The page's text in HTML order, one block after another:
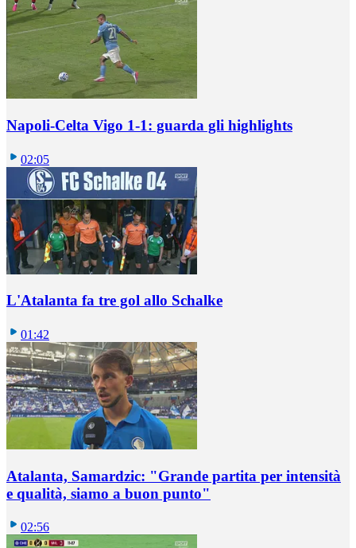
Napoli-Celta Vigo 1-1: guarda gli highlights
02:05
L'Atalanta fa tre gol allo Schalke
01:42
Atalanta, Samardzic: "Grande partita per intensità
e qualità, siamo a buon punto"
02:56